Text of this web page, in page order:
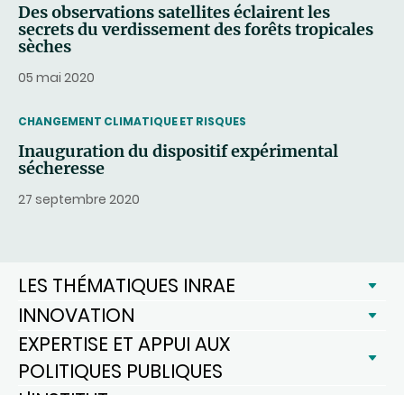
Des observations satellites éclairent les
secrets du verdissement des forêts tropicales
sèches
05 mai 2020
THEMATIC
CHANGEMENT CLIMATIQUE ET RISQUES
Inauguration du dispositif expérimental
sécheresse
27 septembre 2020
LES THÉMATIQUES INRAE
INNOVATION
EXPERTISE ET APPUI AUX
POLITIQUES PUBLIQUES